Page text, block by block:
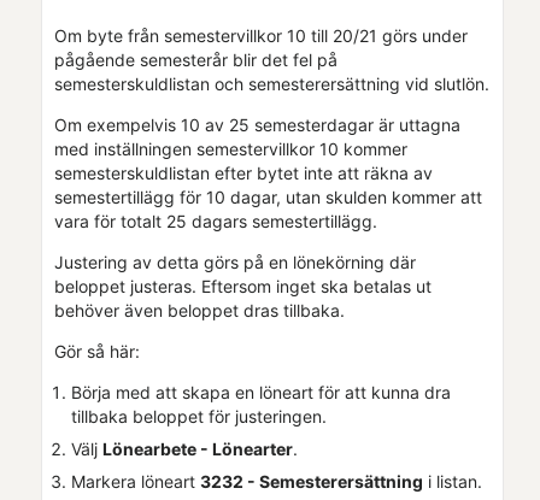
Om byte från semestervillkor 10 till 20/21 görs under
pågående semesterår blir det fel på
semesterskuldlistan och semesterersättning vid slutlön.
Om exempelvis 10 av 25 semesterdagar är uttagna
med inställningen semestervillkor 10 kommer
semesterskuldlistan efter bytet inte att räkna av
semestertillägg för 10 dagar, utan skulden kommer att
vara för totalt 25 dagars semestertillägg.
Justering av detta görs på en lönekörning där
beloppet justeras. Eftersom inget ska betalas ut
behöver även beloppet dras tillbaka.
Gör så här:
Börja med att skapa en löneart för att kunna dra
tillbaka beloppet för justeringen.
Välj Lönearbete - Lönearter.
Markera löneart 3232 - Semesterersättning i listan.